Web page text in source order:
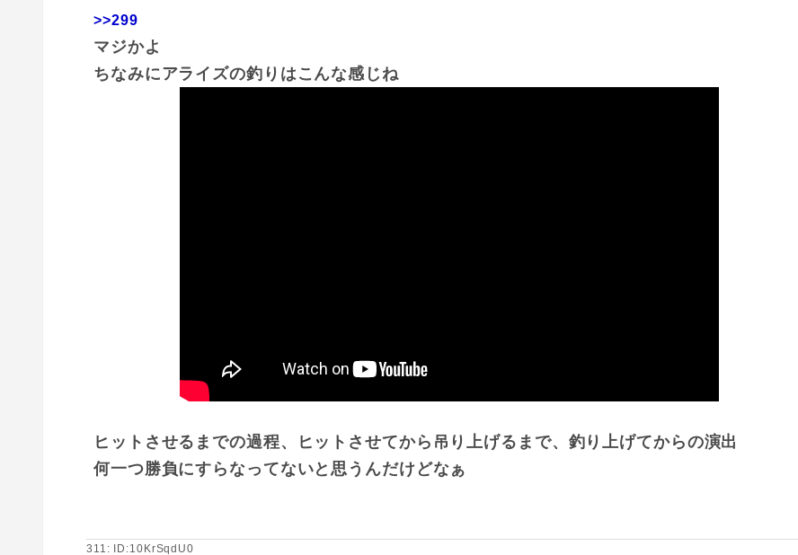
>>299
マジかよ
ちなみにアライズの釣りはこんな感じね
ヒットさせるまでの過程、ヒットさせてから吊り上げるまで、釣り上げてからの演出
何一つ勝負にすらなってないと思うんだけどなぁ
311: ID:10KrSqdU0